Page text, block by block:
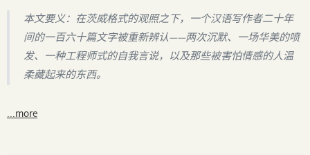
本文要义：在茨威格式的观照之下，一个汉语写作者二十年
间的一百六十篇文字被重新辨认——两次沉默、一场华美的喷
发、一种工程师式的自我言说，以及那些被害怕情感的人温
柔藏起来的东西。
...more